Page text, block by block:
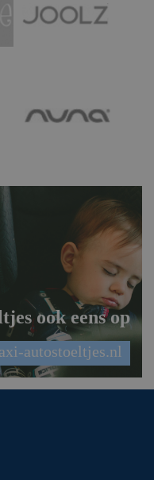
ook eens op
autostoeltjes.nl